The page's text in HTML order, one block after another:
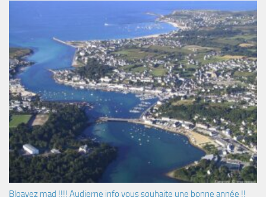
Bloavez mad !!!! Audierne info vous souhaite une bonne année !!